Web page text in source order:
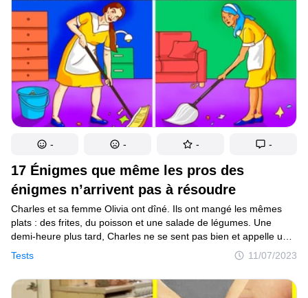
plaque dans ta cuisine ! Voici 10 manières complètement
naturelles de se débarrasser de l’accumulation de tartre sur tes
dents.
17 Énigmes que même les pros des
énigmes n’arrivent pas à résoudre
Tests 11/07/2023
Charles et sa femme Olivia ont dîné. Ils ont mangé les mêmes
plats : des frites, du poisson et une salade de légumes. Une
demi-heure plus tard, Charles ne se sent pas bien et appelle une
ambulance. Mais quand les secours arrivent, il est déjà
inconscient. L’homme est immédiatement transporté à l’hôpital,
et heureusement, les médecins parviennent à le sauver.Quand ils
découvrent ce qui n’allait pas chez Charles, tout le monde est
- - - -